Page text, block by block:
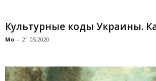
Культурные коды Украины.
Mo - 21.05.2020